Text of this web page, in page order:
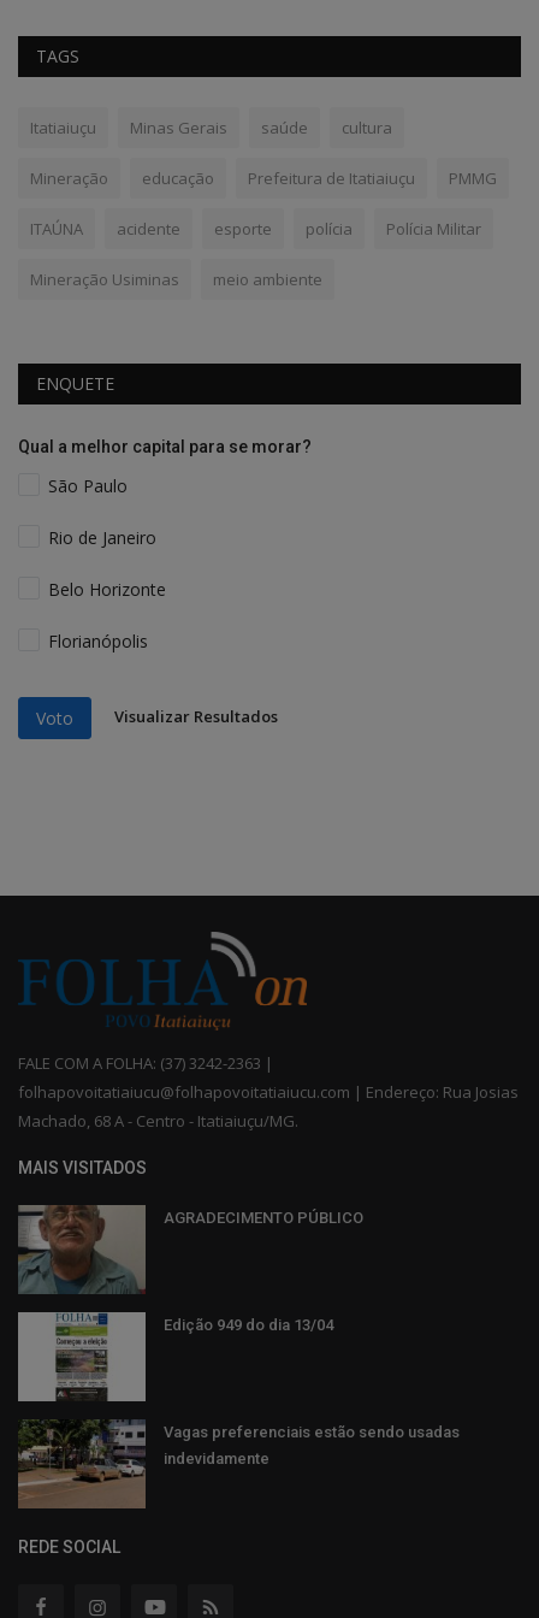
TAGS
Itatiaiuçu Minas Gerais saúde cultura
Mineração educação Prefeitura de Itatiaiuçu PMMG
ITAÚNA acidente esporte polícia Polícia Militar
Mineração Usiminas meio ambiente
ENQUETE
Qual a melhor capital para se morar?
São Paulo
Rio de Janeiro
Belo Horizonte
Florianópolis
Voto Visualizar Resultados
FALE COM A FOLHA: (37) 3242-2363 |
folhapovoitatiaiucu@folhapovoitatiaiucu.com | Endereço: Rua Josias
Machado, 68 A - Centro - Itatiaiuçu/MG.
MAIS VISITADOS
AGRADECIMENTO PÚBLICO
Edição 949 do dia 13/04
Vagas preferenciais estão sendo usadas
indevidamente
REDE SOCIAL